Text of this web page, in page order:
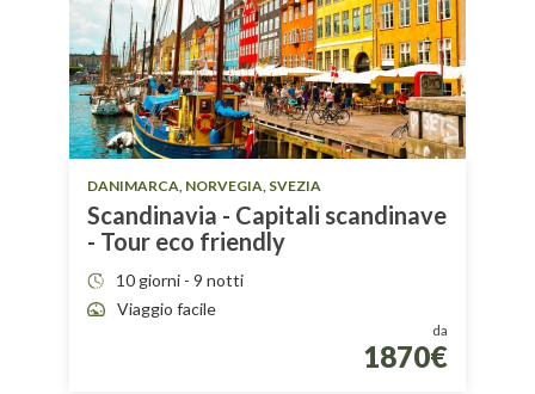
DANIMARCA, NORVEGIA, SVEZIA
Scandinavia - Capitali scandinave
- Tour eco friendly
10 giorni - 9 notti
Viaggio facile
da
1870€